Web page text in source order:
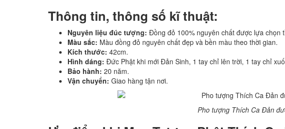
Thông tin, thông số kĩ thuật:
Nguyên liệu đúc tượng: Đồng đỏ 100% nguyên chất được lựa chọn
Màu sắc: Màu đồng đỏ nguyên chất đẹp và bền màu theo thời gian.
Kích thước: 42cm.
Hình dáng: Đức Phật khi mới Đản Sinh, 1 tay chỉ lên trời, 1 tay chỉ
Bảo hành: 20 năm.
Vận chuyển: Giao hàng tận nơi.
Pho tượng Thích Ca Đản